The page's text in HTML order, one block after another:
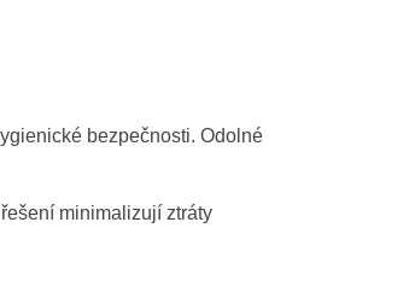
bezpečnosti. Odolné
minimalizují ztráty